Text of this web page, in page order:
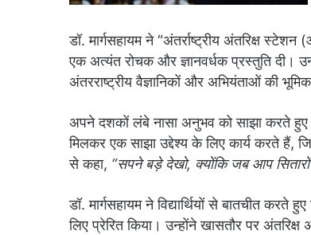
डॉ. मार्गसहायम ने “अंतर्राष्ट्रीय अंतरिक्ष
एक अत्यंत रोचक और ज्ञानवर्धक प्रस्तुति दी।
अंतरराष्ट्रीय वैज्ञानिकों और अभियंताओं की
अपने दशकों लंबे नासा अनुभव को साझा करते हुए
मिलकर एक साझा उद्देश्य के लिए कार्य करते हैं,
से कहा, “सपने बड़े देखो, क्योंकि जब आप
डॉ. मार्गसहायम ने विद्यार्थियों से बातचीत
लिए प्रेरित किया। उन्होंने खासतौर पर